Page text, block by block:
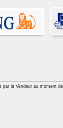
le Vendeur au moment